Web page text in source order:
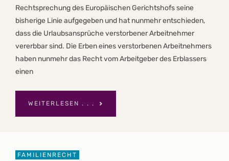
Rechtsprechung des Europäischen Gerichtshofs seine
bisherige Linie aufgegeben und hat nunmehr entschieden,
dass die Urlaubsansprüche verstorbener Arbeitnehmer
vererbbar sind. Die Erben eines verstorbenen Arbeitnehmers
haben nunmehr das Recht vom Arbeitgeber des Erblassers
einen
WEITERLESEN . . .
FAMILIENRECHT